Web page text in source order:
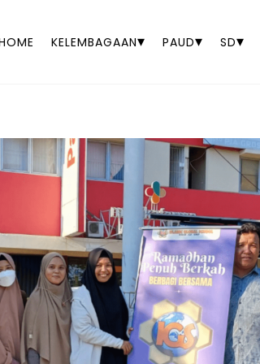
KELEMBAGAAN▾ PAUD▾ SD▾